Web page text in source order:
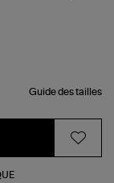
Guide des tailles